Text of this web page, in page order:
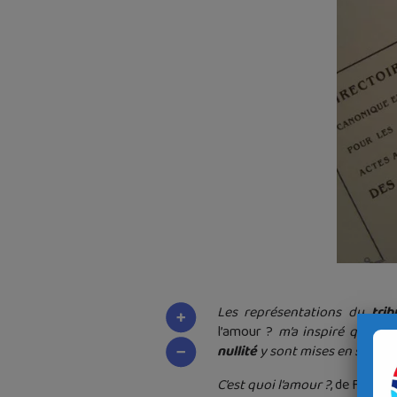
Les représentations du
l’amour ? m’a inspiré
nullitéy sont mises en scène.
C’est quoi l’amour ?, de